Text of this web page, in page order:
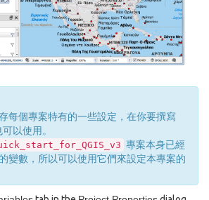
每個專案特有的一些設定，在你要撰寫
以使用。
專案本身已經
變數，所以可以使用它們來設定本專案的